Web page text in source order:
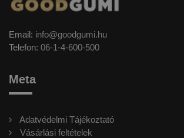
Email: info@goodgumi.hu
Telefon: 06-1-4-600-500
Meta
Adatvédelmi Tájékoztató
Vásárlási feltételek